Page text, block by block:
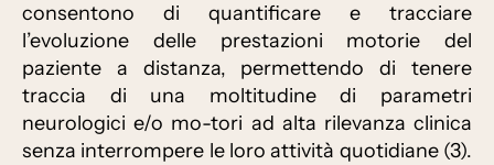
consentono di quantificare e tracciare
l’evoluzione delle prestazioni motorie del
paziente a distanza, permettendo di tenere
traccia di una moltitudine di parametri
neurologici e/o mo-tori ad alta rilevanza clinica
senza interrompere le loro attività quotidiane (3).